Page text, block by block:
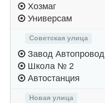
Хозмаг
Универсам
Советская улица
Завод Автопровод
Школа № 2
Автостанция
Новая улица